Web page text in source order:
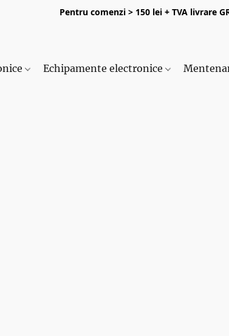
Pentru comenzi > 150 lei + TVA livrare
Echipamente electronice